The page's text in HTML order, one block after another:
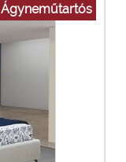
Ágyneműtartós